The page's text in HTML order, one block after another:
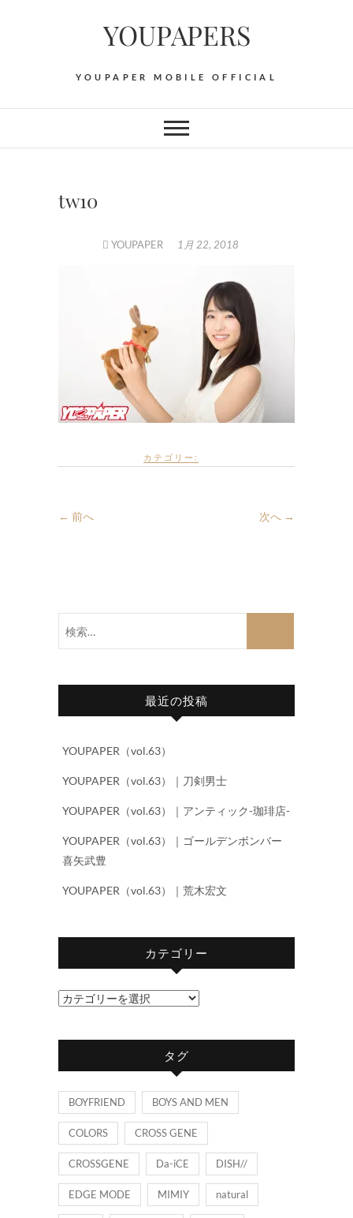
YOUPAPERS
YOUPAPER MOBILE OFFICIAL
tw10
YOUPAPER 1月 22, 2018
カテゴリー:
← 前へ 次へ →
最近の投稿
YOUPAPER（vol.63）
YOUPAPER（vol.63）｜刀剣男士
YOUPAPER（vol.63）｜アンティック-珈琲店-
YOUPAPER（vol.63）｜ゴールデンボンバー
喜矢武豊
YOUPAPER（vol.63）｜荒木宏文
カテゴリー
カ
ゴ
タグ
BOYFRIEND BOYS AND MEN
COLORS CROSS GENE
CROSSGENE Da-iCE DISH//
EDGE MODE MIMIY natural